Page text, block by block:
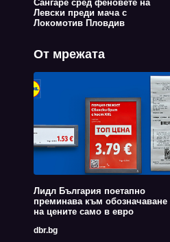
Сангаре сред феновете на
Левски преди мача с
Локомотив Пловдив
От мрежата
Лидл България поетапно
преминава към обозначаване
на цените само в евро
dbr.bg